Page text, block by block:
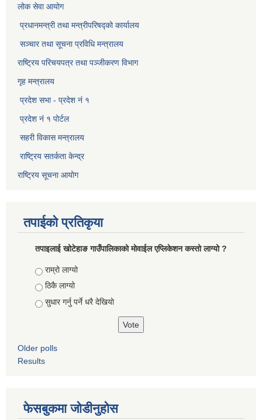
लोक सेवा आयोग
प्रधानमन्त्री तथा मन्त्रीपरिषद्को कार्यालय
सञ्‍चार तथा सूचना प्रविधि मन्त्रालय
राष्ट्रिय परिचयपत्र तथा पञ्जीकरण विभाग​
गृह मन्त्रालय
प्रदेश सभा - प्रदेश नं १
प्रदेश नं १ पोर्टल
सहरी विकास मन्त्रालय
राष्ट्रिय सतर्कता केन्द्र
राष्ट्रिय सूचना आयोग
तपाईको प्रतिकृया
तपाइलाई खोटेहाङ गाउँपालिकाको माेवाईल एप्लिकेशन कस्तो लाग्यो ?
Choices
राम्रो लाग्यो
ठिकै लाग्यो
सुधार गर्नु पर्ने धरै देखियाे
Older polls
Results
फेसबुकमा जोडीनुहोस